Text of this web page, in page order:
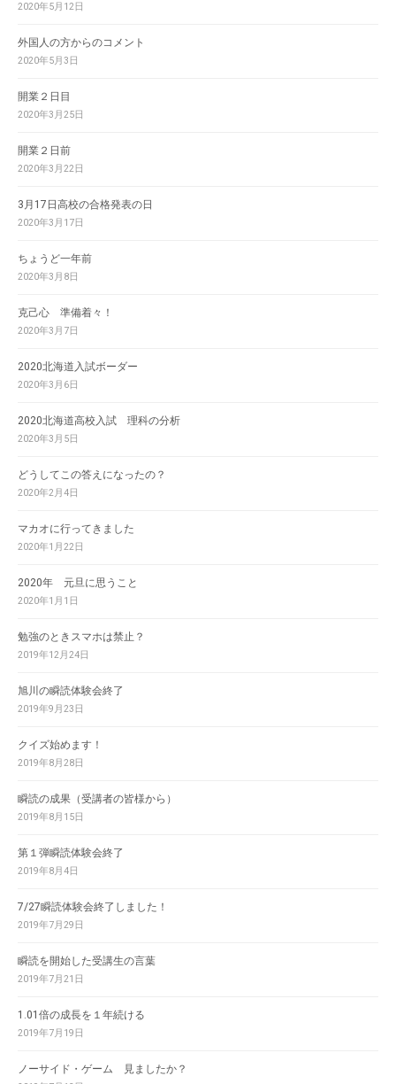
2020年5月12日
外国人の方からのコメント
2020年5月3日
開業２日目
2020年3月25日
開業２日前
2020年3月22日
3月17日高校の合格発表の日
2020年3月17日
ちょうど一年前
2020年3月8日
克己心 準備着々！
2020年3月7日
2020北海道入試ボーダー
2020年3月6日
2020北海道高校入試 理科の分析
2020年3月5日
どうしてこの答えになったの？
2020年2月4日
マカオに行ってきました
2020年1月22日
2020年 元旦に思うこと
2020年1月1日
勉強のときスマホは禁止？
2019年12月24日
旭川の瞬読体験会終了
2019年9月23日
クイズ始めます！
2019年8月28日
瞬読の成果（受講者の皆様から）
2019年8月15日
第１弾瞬読体験会終了
2019年8月4日
7/27瞬読体験会終了しました！
2019年7月29日
瞬読を開始した受講生の言葉
2019年7月21日
1.01倍の成長を１年続ける
2019年7月19日
ノーサイド・ゲーム 見ましたか？